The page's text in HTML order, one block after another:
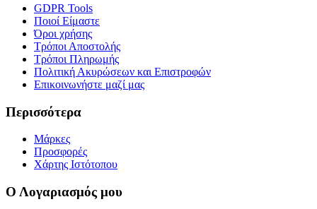
GDPR Tools
Ποιοί Είμαστε
Όροι χρήσης
Τρόποι Αποστολής
Τρόποι Πληρωμής
Πολιτική Ακυρώσεων και Επιστροφών
Επικοινωνήστε μαζί μας
Περισσότερα
Μάρκες
Προσφορές
Χάρτης Ιστότοπου
Ο Λογαριασμός μου